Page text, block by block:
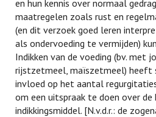
en hun kennis over normaal
maatregelen zoals rust en
(en dit verzoek goed leren
als ondervoeding te vermijden)
Indikken van de voeding (bv. met
rijstzetmeel, maïszetmeel) heeft
invloed op het aantal
om een uitspraak te doen over de
indikkingsmiddel. [N.v.d.r.: de